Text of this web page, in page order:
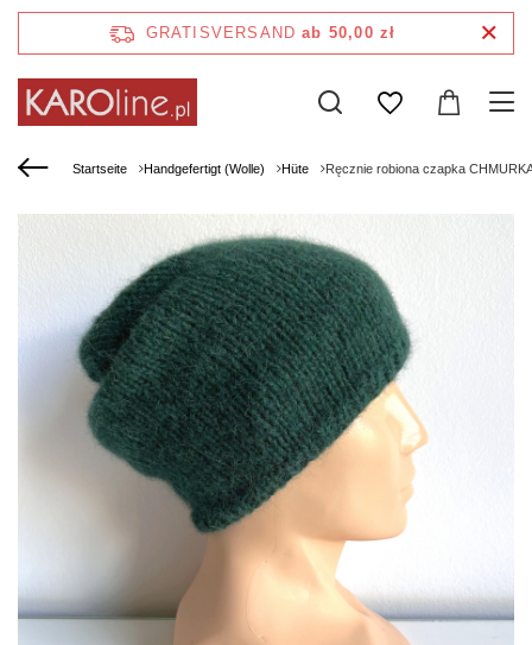
GRATISVERSAND ab 50,00 zł
Startseite Handgefertigt (Wolle) Hüte Ręcznie robiona czapka